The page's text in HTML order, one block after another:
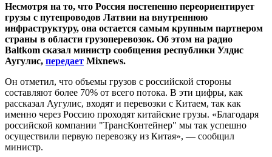
Несмотря на то, что Россия постепенно переориентирует
грузы с путепроводов Латвии на внутреннюю
инфраструктуру, она остается самым крупным партнером
страны в области грузоперевозок. Об этом на радио
Baltkom сказал министр сообщения республики Улдис
Аугулис, передает Mixnews.
Он отметил, что объемы грузов с российской стороны
составляют более 70% от всего потока. В эти цифры, как
рассказал Аугулис, входят и перевозки с Китаем, так как
именно через Россию проходят китайские грузы. «Благодаря
российской компании "ТрансКонтейнер" мы так успешно
осуществили первую перевозку из Китая», — сообщил
министр.